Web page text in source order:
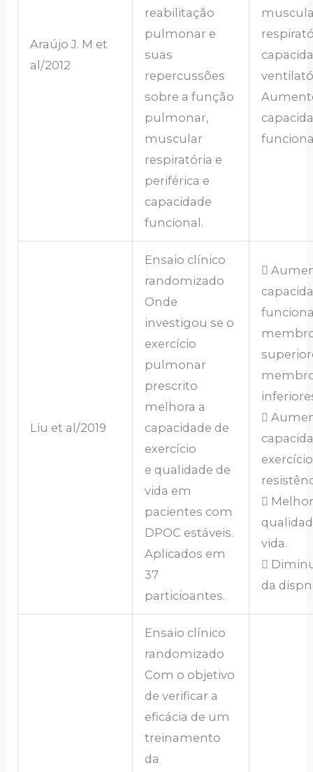
Araújo J. M et
al/2012
reabilitação
pulmonar e
suas
repercussões
sobre a função
pulmonar,
muscular
respiratória e
periférica e
capacidade
funcional.
Liu et al/2019
Ensaio clínico
randomizado
Onde
investigou se o
exercício
pulmonar
prescrito
melhora a
capacidade de
exercício
e qualidade de
vida em
pacientes com
DPOC estáveis.
Aplicados em
37
particioantes.



vida.

da
Ensaio clínico
randomizado
Com o objetivo
de verificar a
eficácia de um
treinamento
da